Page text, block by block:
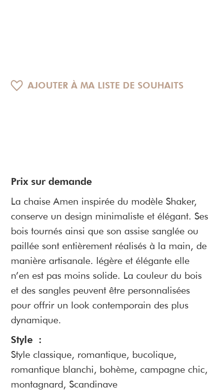
AJOUTER À MA LISTE DE SOUHAITS
Prix sur demande
La chaise Amen inspirée du modèle Shaker,
conserve un design minimaliste et élégant. Ses
bois tournés ainsi que son assise sanglée ou
paillée sont entièrement réalisés à la main, de
manière artisanale. légère et élégante elle
n’en est pas moins solide. La couleur du bois
et des sangles peuvent être personnalisées
pour offrir un look contemporain des plus
dynamique.
Style :
Style classique, romantique, bucolique,
romantique blanchi, bohème, campagne chic,
montagnard, Scandinave